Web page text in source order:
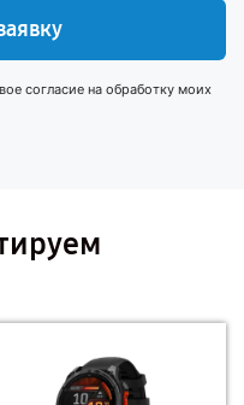
согласие на обработку моих